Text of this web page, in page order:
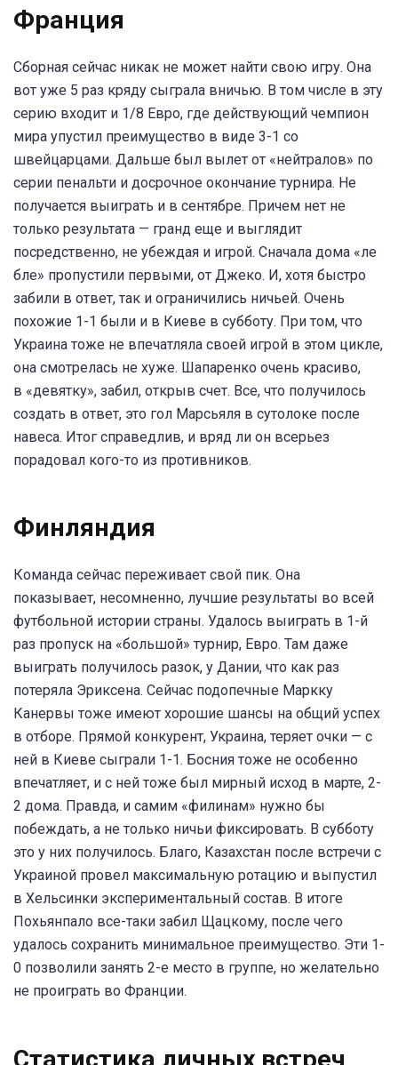
Франция
Сборная сейчас никак не может найти свою игру. Она
вот уже 5 раз кряду сыграла вничью. В том числе в эту
серию входит и 1/8 Евро, где действующий чемпион
мира упустил преимущество в виде 3-1 со
швейцарцами. Дальше был вылет от «нейтралов» по
серии пенальти и досрочное окончание турнира. Не
получается выиграть и в сентябре. Причем нет не
только результата — гранд еще и выглядит
посредственно, не убеждая и игрой. Сначала дома «ле
бле» пропустили первыми, от Джеко. И, хотя быстро
забили в ответ, так и ограничились ничьей. Очень
похожие 1-1 были и в Киеве в субботу. При том, что
Украина тоже не впечатляла своей игрой в этом цикле,
она смотрелась не хуже. Шапаренко очень красиво,
в «девятку», забил, открыв счет. Все, что получилось
создать в ответ, это гол Марсьяля в сутолоке после
навеса. Итог справедлив, и вряд ли он всерьез
порадовал кого-то из противников.
Финляндия
Команда сейчас переживает свой пик. Она
показывает, несомненно, лучшие результаты во всей
футбольной истории страны. Удалось выиграть в 1-й
раз пропуск на «большой» турнир, Евро. Там даже
выиграть получилось разок, у Дании, что как раз
потеряла Эриксена. Сейчас подопечные Маркку
Канервы тоже имеют хорошие шансы на общий успех
в отборе. Прямой конкурент, Украина, теряет очки — с
ней в Киеве сыграли 1-1. Босния тоже не особенно
впечатляет, и с ней тоже был мирный исход в марте, 2-
2 дома. Правда, и самим «филинам» нужно бы
побеждать, а не только ничьи фиксировать. В субботу
это у них получилось. Благо, Казахстан после встречи с
Украиной провел максимальную ротацию и выпустил
в Хельсинки экспериментальный состав. В итоге
Похьянпало все-таки забил Щацкому, после чего
удалось сохранить минимальное преимущество. Эти 1-
0 позволили занять 2-е место в группе, но желательно
не проиграть во Франции.
Статистика личных встреч